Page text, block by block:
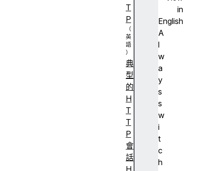
in
English
A
l
w
a
y
s
s
w
i
t
c
h
T
P
典
型
的
H
T
T
P
會
話
H